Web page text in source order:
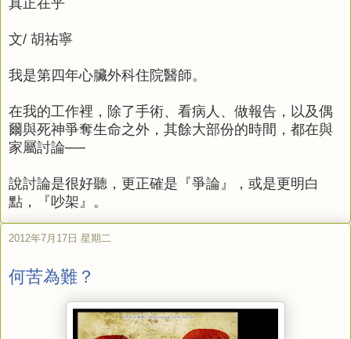
文/ 胡祐寧
我是第四年心臟外科住院醫師。
在我的工作裡，除了手術、看病人、做報告，以及偶
爾與死神爭奪生命之外，其餘大部份的時間，都在與
家屬討論──
說討論是很好聽，更正確是『爭論』，或是更明白
點，『吵架』。
2012年7月17日 星期二
何苦為難？